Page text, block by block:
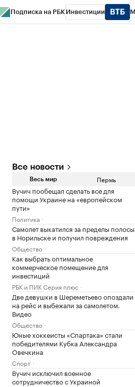
Подписка на РБК Инвестиции
Все новости
Весь мир Пермь
Вучич пообещал сделать все для
помощи Украине на «европейском
пути»
Политика
Самолет выкатился за пределы полосы
в Норильске и получил повреждения
Общество
Как выбрать оптимальное
коммерческое помещение для
инвестиций
РБК и ПИК Серия плюс
Две девушки в Шереметьево опоздали
на рейс и выбежали за самолетом.
Видео
Общество
Юные хоккеисты «Спартака» стали
победителями Кубка Александра
Овечкина
Спорт
Вучич исключил военное
сотрудничество с Украиной